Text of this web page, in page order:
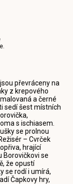
převráceny na
z krepového
a černé
sedí šest místních
s ischiasem.
se prolnou
– Cvrček
hrající
Borovičkovi se
že opustí
se rodí i umírá,
Čapkovy hry,